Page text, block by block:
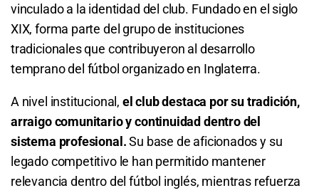
Total de Goles - Más de 6.5
S/ 155
Total de Goles - Menos de 6.5
Total de Tarjetas - Menos de 0.5
vinculado a la identidad del club. Fundado en el siglo
XIX, forma parte del grupo de instituciones
tradicionales que contribuyeron al desarrollo
temprano del fútbol organizado en Inglaterra.
A nivel institucional, el club destaca por su tradición,
arraigo comunitario y continuidad dentro del
sistema profesional.Su base de aficionados y su
legado competitivo le han permitido mantener
relevancia dentro del fútbol inglés, mientras refuerza